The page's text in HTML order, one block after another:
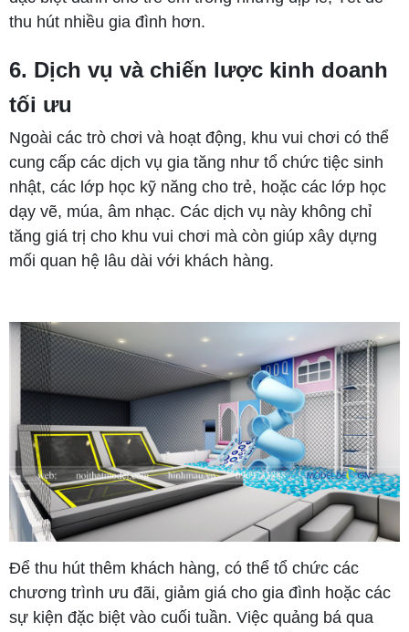
thu hút nhiều gia đình hơn.
6. Dịch vụ và chiến lược kinh doanh
tối ưu
Ngoài các trò chơi và hoạt động, khu vui chơi có thể
cung cấp các dịch vụ gia tăng như tổ chức tiệc sinh
nhật, các lớp học kỹ năng cho trẻ, hoặc các lớp học
dạy vẽ, múa, âm nhạc. Các dịch vụ này không chỉ
tăng giá trị cho khu vui chơi mà còn giúp xây dựng
mối quan hệ lâu dài với khách hàng.
Để thu hút thêm khách hàng, có thể tổ chức các
chương trình ưu đãi, giảm giá cho gia đình hoặc các
sự kiện đặc biệt vào cuối tuần. Việc quảng bá qua